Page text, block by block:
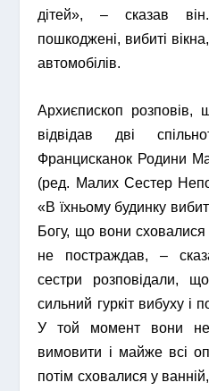
дітей», – сказав
пошкоджені, вибиті
автомобілів.
Архиєпископ розповів,
відвідав дві
Францисканок Родини
(ред. Малих Сестер
«В їхньому будинку
Богу, що вони сховалися
не постраждав, –
сестри розповідали,
сильний гуркіт вибуху і
У той момент вони не
вимовити і майже всі
потім сховалися у